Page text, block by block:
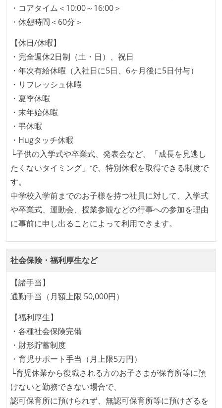
固定残業時間：月45時間分
【フレックスタイム制を適応している】
フレックスタイム制の所定労働時間：1日平均8時間相
当
休憩時間：1時間
休日制度：完全週休2日制（土日祝休み）
主な休暇：年末年始、夏季、慶弔休暇など
給与形態：年俸制
労働契約期間：無期雇用
試用期間：あり（期間は「社会保険・福利厚生欄」に
記載）
社会保険：各種社会保険完備（雇用・労災・健康・厚
受動喫煙防止措置：屋内禁煙（屋内に喫煙可能室設
置）
・コアタイム＜10:00～16:00＞
・休憩時間＜60分＞
【休日/休暇】
・完全週休2日制（土・日）、祝日
・年次有給休暇（入社日に5日、6ヶ月後に5日付与）
・リフレッシュ休暇
・夏季休暇
・末年始休暇
・弔休暇
・Hugタッチ休暇
└子供の入学式や卒業式、発表会など、「成長を見逃し
たくないタイミング」で、特別休暇を取得できる制度で
す。
中学校入学前までのお子様を持つ社員に対して、入学式
や卒業式、運動会、授業参観などの行事への参加を理由
に事前に申し出ることによって利用できます。
社会保険・福利厚生など
【諸手当】
通勤手当（月額上限 50,000円）
【福利厚生】
・各種社会保険完備
・財形貯蓄制度
・育児サポート手当（月上限5万円）
└育児休業から復職される方のお子さまが保育所等に預
けないと勤務できない場合で、
認可保育所に預けられず、無認可保育所等に預けざるを